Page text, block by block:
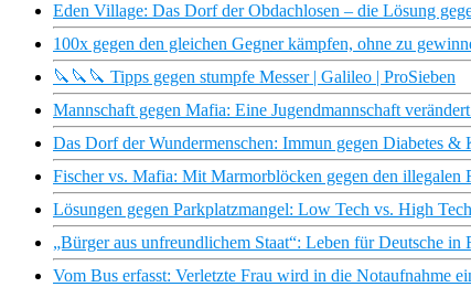
Eden Village: Das Dorf der Obdachlosen – die Lösung
100x gegen den gleichen Gegner kämpfen, ohne zu
🔪🔪🔪 Tipps gegen stumpfe Messer | Galileo | ProSieben
Mannschaft gegen Mafia: Eine Jugendmannschaft
Das Dorf der Wundermenschen: Immun gegen Diabetes &
Fischer vs. Mafia: Mit Marmorblöcken gegen den illegalen
Lösungen gegen Parkplatzmangel: Low Tech vs. High
„Bürger aus unfreundlichem Staat“: Leben für Deutsche
Vom Bus erfasst: Verletzte Frau wird in die Notaufnahme